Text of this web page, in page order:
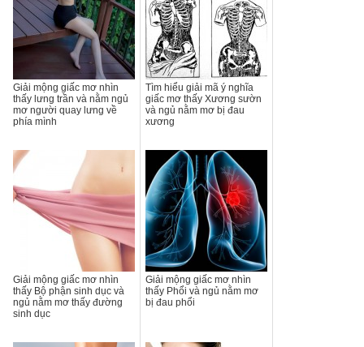
Giải mộng giấc mơ nhìn
thấy lưng trần và nằm ngủ
mơ người quay lưng về
phía mình
Tìm hiểu giải mã ý nghĩa
giấc mơ thấy Xương sườn
và ngủ nằm mơ bị đau
xương
Giải mộng giấc mơ nhìn
thấy Bộ phận sinh dục và
ngủ nằm mơ thấy đường
sinh dục
Giải mộng giấc mơ nhìn
thấy Phổi và ngủ nằm mơ
bị đau phổi